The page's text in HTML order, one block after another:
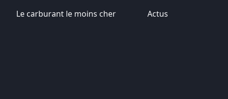
Le carburant le moins cher Actus